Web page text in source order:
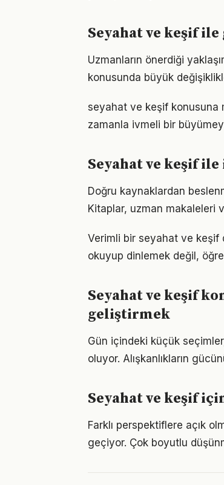
Seyahat ve keşif ile
Uzmanların önerdiği
konusunda büyük
seyahat ve keşif konusuna
zamanla ivmeli bir
Seyahat ve keşif
Doğru kaynaklardan
Kitaplar, uzman makaleleri
Verimli bir seyahat ve keşif
okuyup dinlemek değil,
Seyahat ve keşif
geliştirmek
Gün içindeki küçük
oluyor. Alışkanlıkların
Seyahat ve keşif
Farklı perspektiflere açık
geçiyor. Çok boyutlu